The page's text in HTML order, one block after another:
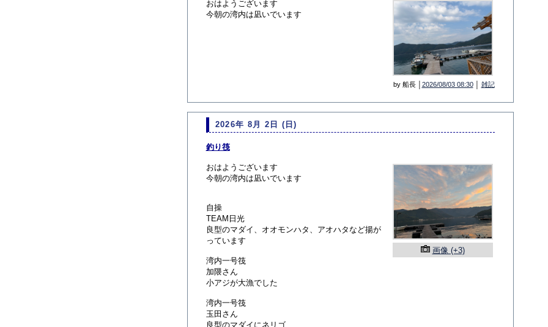
おはようございます
今朝の湾内は凪いでいます
by 船長 │ 2026/08/03 08:30│ 雑記
2026年 8月 2日 (日)
釣り筏
画像 (+3)
おはようございます
今朝の湾内は凪いでいます
自操
TEAM日光
良型のマダイ、オオモンハタ、アオハタなど揚が
っています
湾内一号筏
加隈さん
小アジが大漁でした
湾内一号筏
玉田さん
良型のマダイにネリゴ....